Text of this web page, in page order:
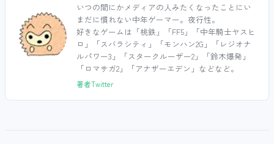
いつの間にかメディアの人みたくなったことにい
まだに慣れない中年ゲーマー。夜行性。
好きなゲームは「桃鉄」「FF5」「中年騎士ヤスヒ
ロ」「スバラシティ」「モンハン2G」「レジオナ
ルパワー3」「スタークルーザー2」「鈴木爆発」
「ロマサガ2」「アナザーエデン」などなど。
著者Twitter